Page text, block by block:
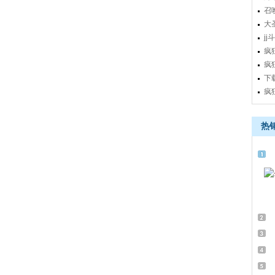
载
召
安
大
官
jj
游
疯
疯
下
疯
热